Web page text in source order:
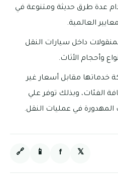
عدة طرق حديثة ومتنوعة في
العالمية.
داخل سيارات النقل
وأحجام الأثاث.
خدماتها مقابل أسعار غير
الفئات، وبذلك توفر علي
في عمليات النقل.
𝕏
f
📱
🔗